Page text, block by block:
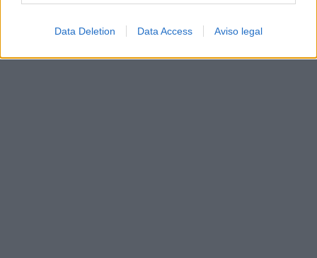
Data Deletion Data Access Aviso legal